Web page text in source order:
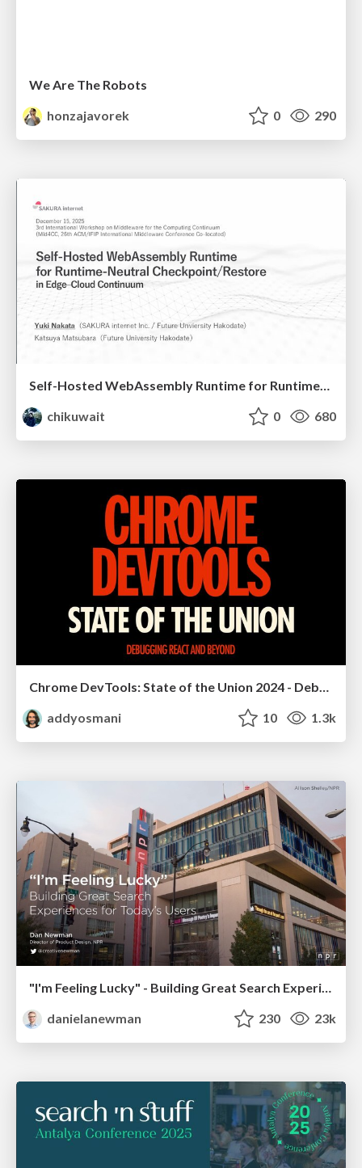
We Are The Robots
honzajavorek
0 290
Self-Hosted WebAssembly Runtime for Runtime-Neutral Checkpoint/Restore in Edge–Cloud Continuum
chikuwait
0 680
addyosmani
10 1.3k
"I'm Feeling Lucky" - Building Great Search Experiences for Today's Users (#IAC19)
danielanewman
230 23k